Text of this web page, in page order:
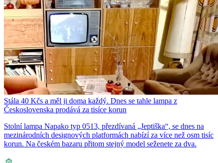
Stála 40 Kčs a měl ji doma každý. Dnes se tahle lampa z
Československa prodává za tisíce korun
Stolní lampa Napako typ 0513, přezdívaná „Jeptiška“, se dnes na
mezinárodních designových platformách nabízí za více než osm tisíc
korun. Na českém bazaru přitom stejný model seženete za dva.